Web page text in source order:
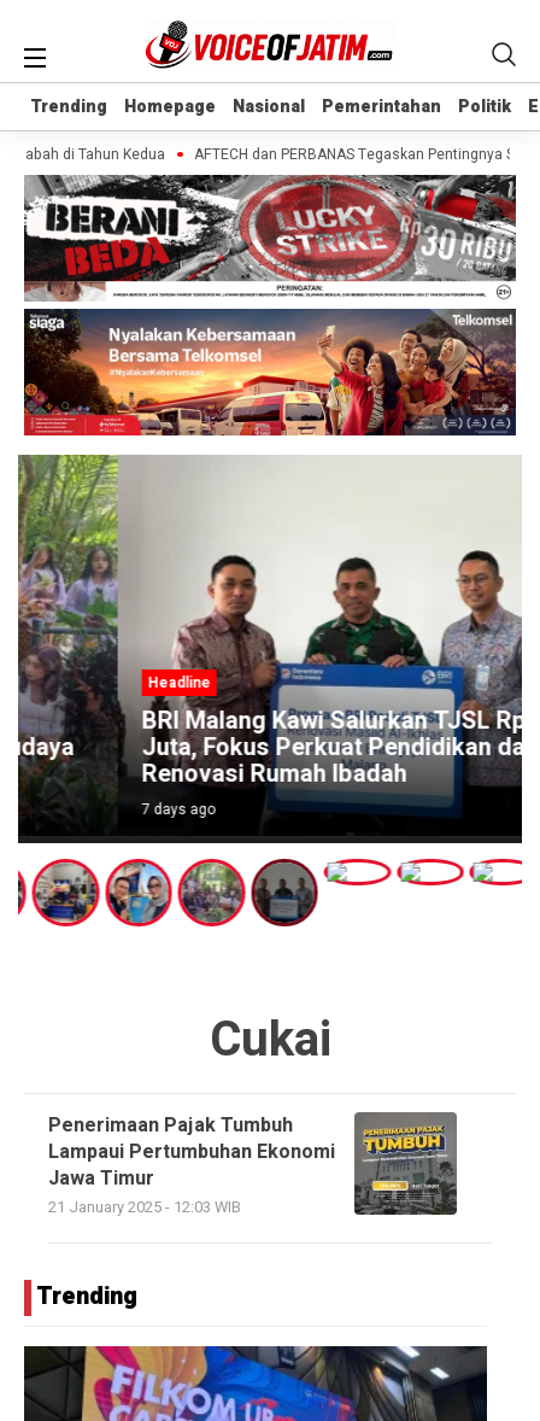
Trending Homepage Nasional Pemerintahan Politik
Trending Homepage Nasional Pemerintahan Politik
di Tahun Kedua AFTECH dan PERBANAS Tegaskan Pentingnya
Headline
BRI Malang Kawi Salurkan TJSL Rp642
Juta, Fokus Perkuat Pendidikan dan
Renovasi Rumah Ibadah
7 days ago
Cukai
Penerimaan Pajak Tumbuh
Lampaui Pertumbuhan Ekonomi
Jawa Timur
21 January 2025 - 12:03 WIB
Trending